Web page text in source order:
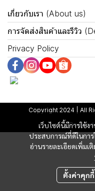
เว็บไซต์นี้มีการใช้
ประสบการณ์ที่ดีในการ
อ่านรายละเอียดเพิ่มเ
ตั้งค่าคุกกี้
เกี่ยวกับเรา (About us)
การจัดส่งสินค้าและรีวิว
Privacy Policy
Copyright 2024 | All